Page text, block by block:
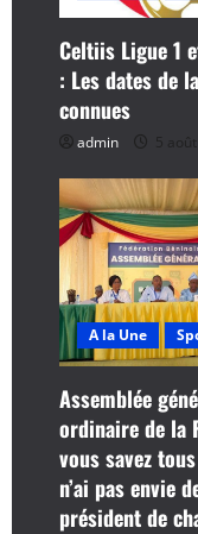
a
r
t
i
c
l
e
Celtiis Ligue 1
: Les dates de
connues
admin 5 août
A la Une
Assemblée
ordinaire de la
vous savez
n’ai pas envie
président de